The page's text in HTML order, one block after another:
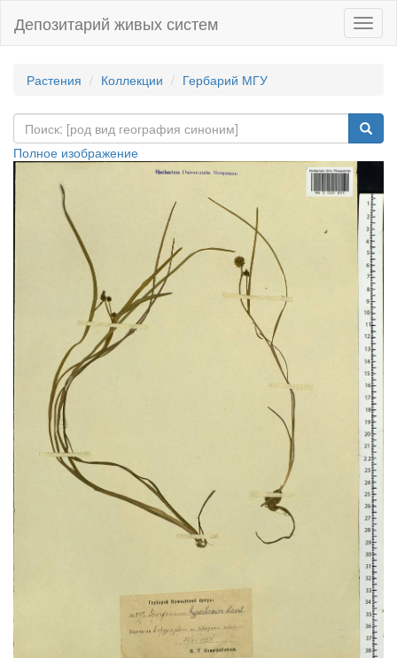
Депозитарий живых систем
Растения Коллекции Гербарий МГУ
Полное изображение